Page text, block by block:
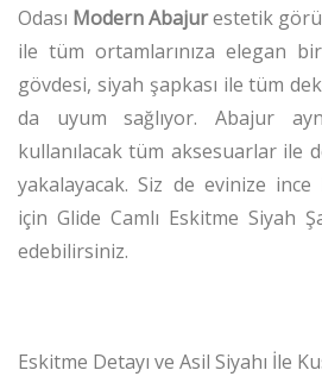
Odası Modern Abajurestetik
ile tüm ortamlarınıza elegan
gövdesi, siyah şapkası ile tüm
da uyum sağlıyor. Abajur
kullanılacak tüm aksesuarlar ile
yakalayacak. Siz de evinize
için Glide Camlı Eskitme Siyah
edebilirsiniz.
Eskitme Detayı ve Asil Siyahı İle